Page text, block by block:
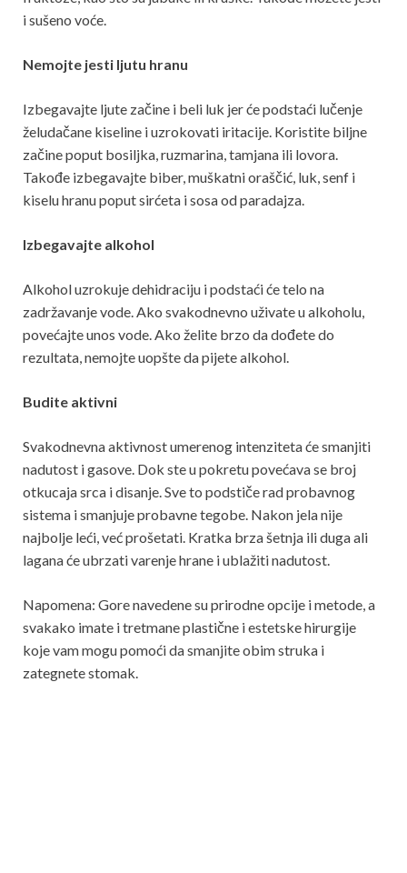
i sušeno voće.
Nemojte jesti ljutu hranu
Izbegavajte ljute začine i beli luk jer će podstaći lučenje
želudačane kiseline i uzrokovati iritacije. Koristite biljne
začine poput bosiljka, ruzmarina, tamjana ili lovora.
Takođe izbegavajte biber, muškatni oraščić, luk, senf i
kiselu hranu poput sirćeta i sosa od paradajza.
Izbegavajte alkohol
Alkohol uzrokuje dehidraciju i podstaći će telo na
zadržavanje vode. Ako svakodnevno uživate u alkoholu,
povećajte unos vode. Ako želite brzo da dođete do
rezultata, nemojte uopšte da pijete alkohol.
Budite aktivni
Svakodnevna aktivnost umerenog intenziteta će smanjiti
nadutost i gasove. Dok ste u pokretu povećava se broj
otkucaja srca i disanje. Sve to podstiče rad probavnog
sistema i smanjuje probavne tegobe. Nakon jela nije
najbolje leći, već prošetati. Kratka brza šetnja ili duga ali
lagana će ubrzati varenje hrane i ublažiti nadutost.
Napomena: Gore navedene su prirodne opcije i metode, a
svakako imate i tretmane plastične i estetske hirurgije
koje vam mogu pomoći da smanjite obim struka i
zategnete stomak.